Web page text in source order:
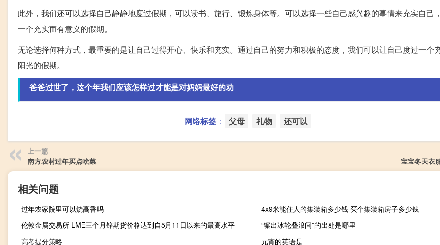
此外，我们还可以选择自己静静地度过假期，可以读书、旅行、锻炼身体等。可以选择一些自己感兴趣的事情来充实自己
一个充实而有意义的假期。
无论选择何种方式，最重要的是让自己过得开心、快乐和充实。通过自己的努力和积极的态度，我们可以让自己度过一个
阳光的假期。
爸爸过世了，这个年我们应该怎样过才能是对妈妈最好的劝
网络标签： 父母 礼物 还可以
上一篇
南方农村过年买点啥菜
宝宝冬天衣
相关问题
过年农家院里可以烧高香吗
4x9米能住人的集装箱多少钱 买个集装箱房子多少钱
伦敦金属交易所 LME三个月锌期货价格达到自5月11日以来的最高水平
“辗出冰轮叠浪间”的出处是哪里
高考提分策略
元宵的英语是